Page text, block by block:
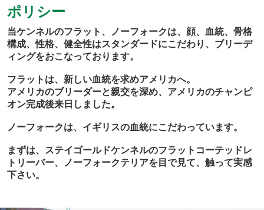
ポリシー
当ケンネルのフラット、ノーフォークは、顔、血統、骨格
構成、性格、健全性はスタンダードにこだわり、ブリーデ
ィングをおこなっております。
フラットは、新しい血統を求めアメリカへ。
アメリカのブリーダーと親交を深め、アメリカのチャンピ
オン完成後来日しました。
ノーフォークは、イギリスの血統にこだわっています。
まずは、ステイゴールドケンネルのフラットコーテッドレ
トリーバー、ノーフォークテリアを目で見て、触って実感
下さい。